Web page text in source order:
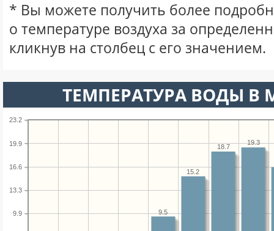
* Вы можете получить более
о температуре воздуха за
кликнув на столбец с его значением.
ТЕМПЕРАТУРА ВОДЫ В
9.9
13.3
16.6
19.9
23.2
19.3
18.7
15.2
9.5